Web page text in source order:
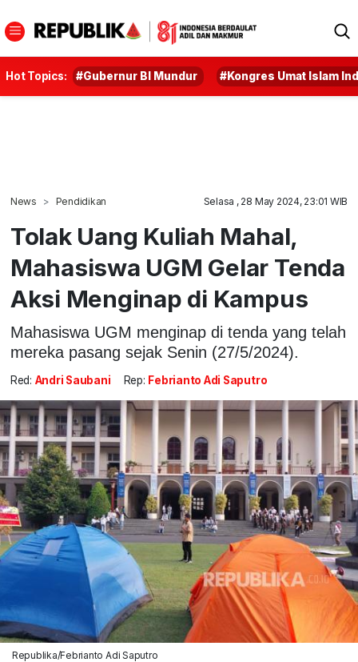
Hot Topics: #Gubernur BI Mundur #Kongres Umat Islam
News Pendidikan Selasa , 28 May 2024, 23:01 WIB
Tolak Uang Kuliah Mahal,
Mahasiswa UGM Gelar Tenda
Aksi Menginap di Kampus
Mahasiswa UGM menginap di tenda yang telah
mereka pasang sejak Senin (27/5/2024).
Red: Andri Saubani Rep: Febrianto Adi Saputro
Republika/Febrianto Adi Saputro